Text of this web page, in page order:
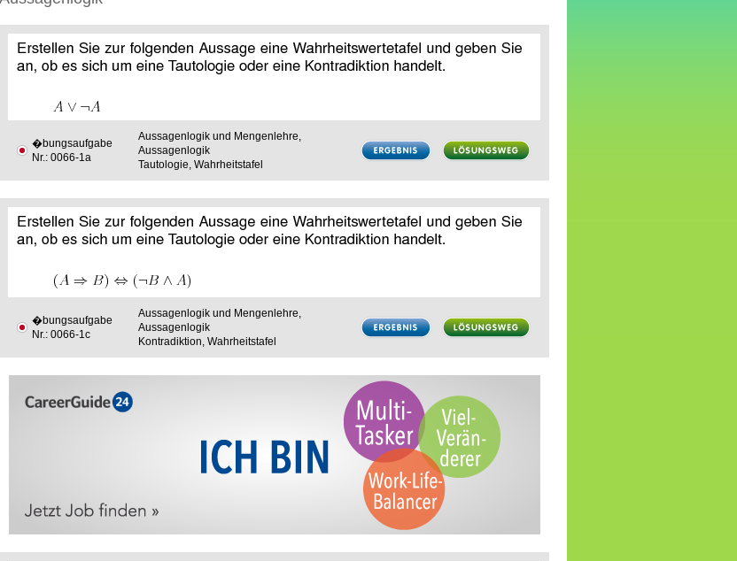
�bungsaufgabe
Nr.: 0066-1a
Aussagenlogik und Mengenlehre,
Aussagenlogik
Tautologie, Wahrheitstafel
�bungsaufgabe
Nr.: 0066-1c
Aussagenlogik und Mengenlehre,
Aussagenlogik
Kontradiktion, Wahrheitstafel